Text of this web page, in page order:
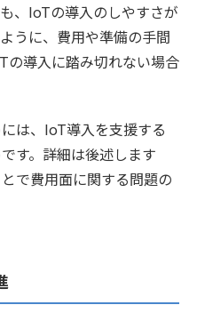
、IoTの導入のしやすさが
うに、費用や準備の手間
の導入に踏み切れない場合
は、IoT導入を支援する
す。詳細は後述します
で費用面に関する問題の